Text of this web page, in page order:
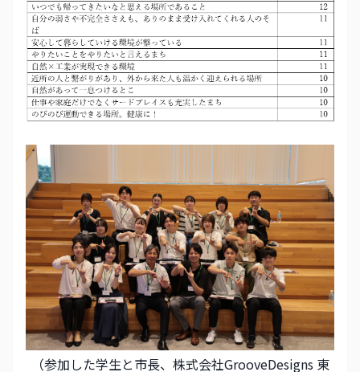
（参加した学生と市長、株式会社GrooveDesigns 東